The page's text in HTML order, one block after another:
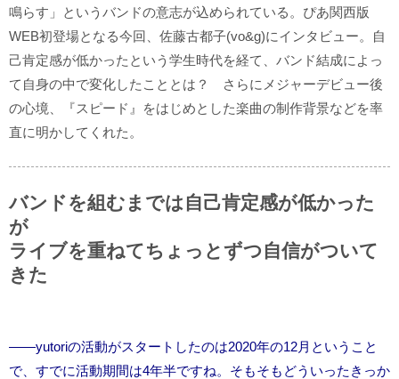
鳴らす」というバンドの意志が込められている。ぴあ関西版
WEB初登場となる今回、佐藤古都子(vo&g)にインタビュー。自
己肯定感が低かったという学生時代を経て、バンド結成によっ
て自身の中で変化したこととは？ さらにメジャーデビュー後
の心境、『スピード』をはじめとした楽曲の制作背景などを率
直に明かしてくれた。
バンドを組むまでは自己肯定感が低かった
が
ライブを重ねてちょっとずつ自信がついて
きた
――yutoriの活動がスタートしたのは2020年の12月ということ
で、すでに活動期間は4年半ですね。そもそもどういったきっか